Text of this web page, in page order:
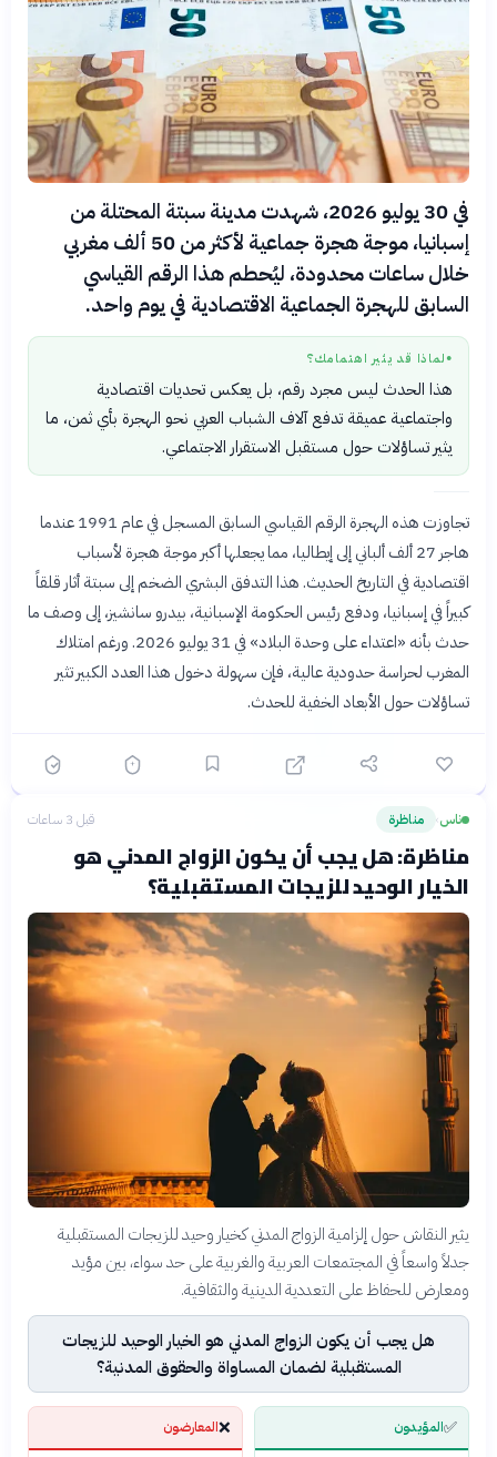
في 30 يوليو 2026، شهدت مدينة سبتة المحتلة من
إسبانيا، موجة هجرة جماعية لأكثر من 50 ألف مغربي
خلال ساعات محدودة، ليُحطم هذا الرقم القياسي
السابق للهجرة الجماعية الاقتصادية في يوم واحد.
● لماذا قد يثير اهتمامك؟
هذا الحدث ليس مجرد رقم، بل يعكس تحديات اقتصادية
واجتماعية عميقة تدفع آلاف الشباب العربي نحو الهجرة بأي ثمن، ما
يثير تساؤلات حول مستقبل الاستقرار الاجتماعي.
تجاوزت هذه الهجرة الرقم القياسي السابق المسجل في عام 1991 عندما
هاجر 27 ألف ألباني إلى إيطاليا، مما يجعلها أكبر موجة هجرة لأسباب
اقتصادية في التاريخ الحديث. هذا التدفق البشري الضخم إلى سبتة أثار قلقاً
كبيراً في إسبانيا، ودفع رئيس الحكومة الإسبانية، بيدرو سانشيز، إلى وصف ما
حدث بأنه «اعتداء على وحدة البلاد» في 31 يوليو 2026. ورغم امتلاك
المغرب لحراسة حدودية عالية، فإن سهولة دخول هذا العدد الكبير تثير
تساؤلات حول الأبعاد الخفية للحدث.
ناس› مناظرة قبل 3 ساعات
مناظرة: هل يجب أن يكون الزواج المدني هو
الخيار الوحيد للزيجات المستقبلية؟
يثير النقاش حول إلزامية الزواج المدني كخيار وحيد للزيجات المستقبلية
جدلاً واسعاً في المجتمعات العربية والغربية على حد سواء، بين مؤيد
ومعارض للحفاظ على التعددية الدينية والثقافية.
هل يجب أن يكون الزواج المدني هو الخيار الوحيد للزيجات
المستقبلية لضمان المساواة والحقوق المدنية؟
✅المؤيدون ❌المعارضون